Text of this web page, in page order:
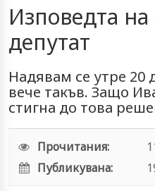
Изповедта
депутат
Надявам се утре 20
вече такъв. Защо
стигна до това
Прочитания:
Публикувана: